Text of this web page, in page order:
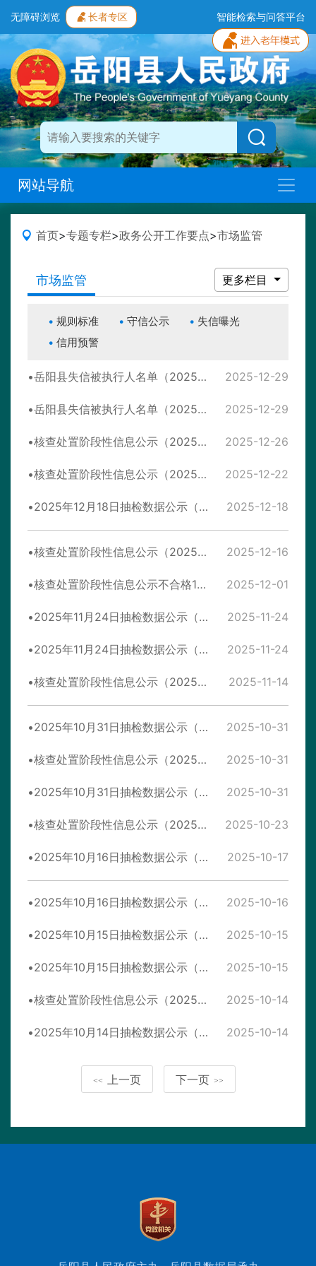
无障碍浏览 长者专区 智能检索与问答平台
网站导航
首页>专题专栏>政务公开工作要点>市场监管
市场监管 更多栏目
规则标准 守信公示
失信曝光
信用预警
岳阳县失信被执行人名单（2025年第4期） 2025-12-29
岳阳县失信被执行人名单（2025年第5期） 2025-12-29
核查处置阶段性信息公示（2025年12月26日） 2025-12-26
核查处置阶段性信息公示（2025年12月14日） 2025-12-22
2025年12月18日抽检数据公示（合格494批次-检测中心） 2025-12-18
核查处置阶段性信息公示（2025年12月15日) 2025-12-16
核查处置阶段性信息公示不合格1批次（12月1日） 2025-12-01
2025年11月24日抽检数据公示（不合格2批次-华中） 2025-11-24
2025年11月24日抽检数据公示（合格57批次-华中） 2025-11-24
核查处置阶段性信息公示（2025年11月14日） 2025-11-14
2025年10月31日抽检数据公示（合格57批-华中） 2025-10-31
核查处置阶段性信息公示（2025年10月31日) 2025-10-31
2025年10月31日抽检数据公示（不合格3批次-华中） 2025-10-31
核查处置阶段性信息公示（2025年10月23日） 2025-10-23
2025年10月16日抽检数据公示（合格47批次-华中） 2025-10-17
2025年10月16日抽检数据公示（不合格3批次-华中） 2025-10-16
2025年10月15日抽检数据公示（合格188批次） 2025-10-15
2025年10月15日抽检数据公示（不合格12批次） 2025-10-15
核查处置阶段性信息公示（2025年10月14日） 2025-10-14
2025年10月14日抽检数据公示（合格42批次） 2025-10-14
<< 上一页 下一页 >>